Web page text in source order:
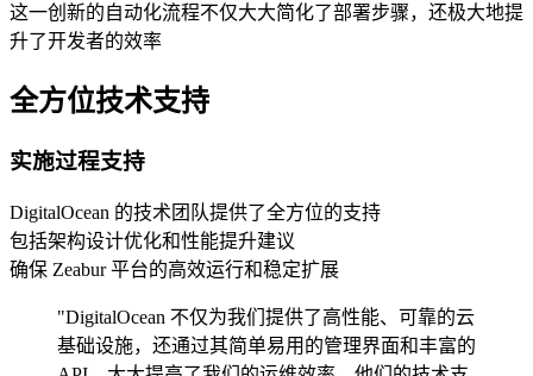
这一创新的自动化流程不仅大大简化了部署步骤，还极大地提
升了开发者的效率
全方位技术支持
实施过程支持
DigitalOcean 的技术团队提供了全方位的支持
包括架构设计优化和性能提升建议
确保 Zeabur 平台的高效运行和稳定扩展
"DigitalOcean 不仅为我们提供了高性能、可靠的云
基础设施，还通过其简单易用的管理界面和丰富的